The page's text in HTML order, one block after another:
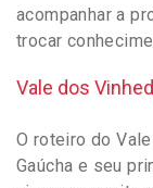
acompanhar a
trocar
Vale dos
O roteiro do
Gaúcha e seu